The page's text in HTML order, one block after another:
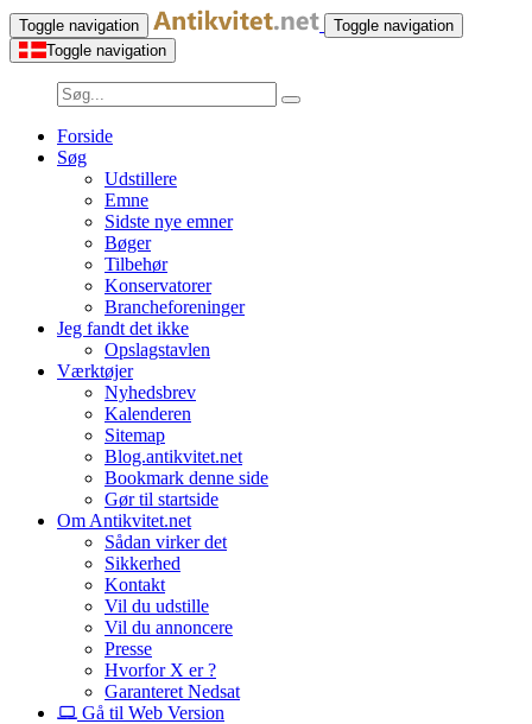
Toggle navigation
Toggle navigation
Toggle navigation
Forside
Søg
Udstillere
Emne
Sidste nye emner
Bøger
Tilbehør
Konservatorer
Brancheforeninger
Jeg fandt det ikke
Opslagstavlen
Værktøjer
Nyhedsbrev
Kalenderen
Sitemap
Blog.antikvitet.net
Bookmark denne side
Gør til startside
Om Antikvitet.net
Sådan virker det
Sikkerhed
Kontakt
Vil du udstille
Vil du annoncere
Presse
Hvorfor X er ?
Garanteret Nedsat
Gå til Web Version